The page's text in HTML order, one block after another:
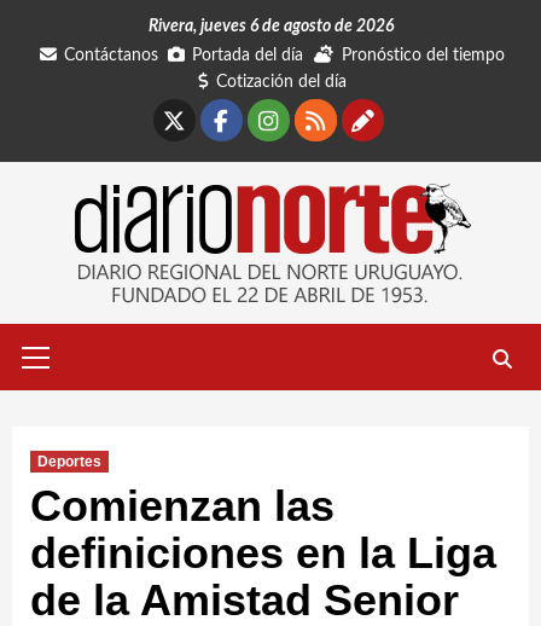
Rivera, jueves 6 de agosto de 2026
Contáctanos
Portada del día
Pronóstico del tiempo
Cotización del día
Facebook
Instagram
RSSContáctanos
primario
Deportes
Comienzan las
definiciones en la Liga
de la Amistad Senior